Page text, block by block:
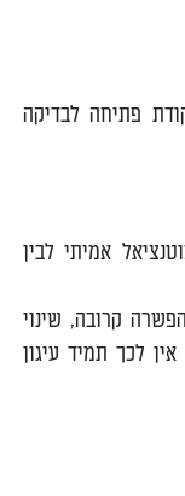
פתיחה לבדיקה
אמיתי לבין
קרובה, שינוי
לכך תמיד עיגון